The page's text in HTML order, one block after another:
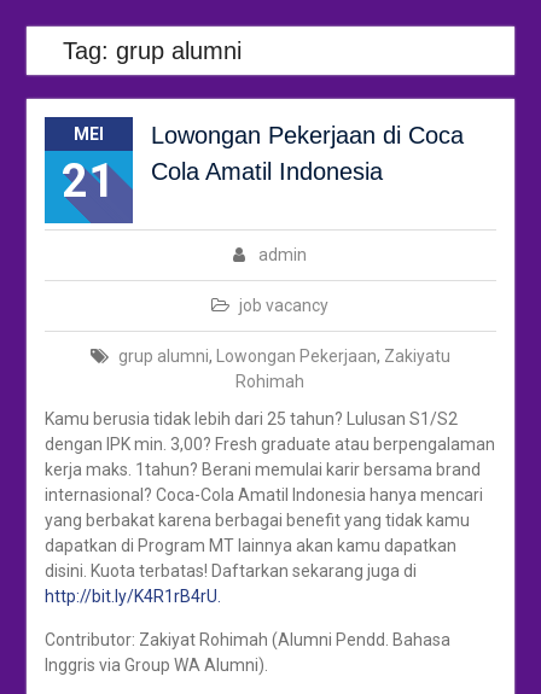
Tag: grup alumni
MEI
21
Lowongan Pekerjaan di Coca
Cola Amatil Indonesia
admin
job vacancy
grup alumni, Lowongan Pekerjaan, Zakiyatu
Rohimah
Kamu berusia tidak lebih dari 25 tahun? Lulusan S1/S2
dengan IPK min. 3,00? Fresh graduate atau berpengalaman
kerja maks. 1tahun? Berani memulai karir bersama brand
internasional? Coca-Cola Amatil Indonesia hanya mencari
yang berbakat karena berbagai benefit yang tidak kamu
dapatkan di Program MT lainnya akan kamu dapatkan
disini. Kuota terbatas! Daftarkan sekarang juga di
http://bit.ly/K4R1rB4rU.
Contributor: Zakiyat Rohimah (Alumni Pendd. Bahasa
Inggris via Group WA Alumni).